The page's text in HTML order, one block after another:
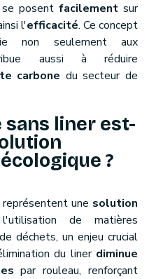
posent facilement sur
l'efficacité. Ce concept
non seulement aux
aussi à réduire
carbone du secteur de
sans liner est-
?
représentent une solution
de matières
déchets, un enjeu crucial
du liner diminue
par rouleau, renforçant